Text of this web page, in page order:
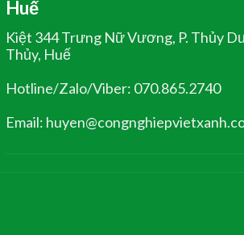
Huế
Kiệt 344 Trưng Nữ Vương, P. Thủy
Thủy, Huế
Hotline/Zalo/Viber: 070.865.2740
Email: